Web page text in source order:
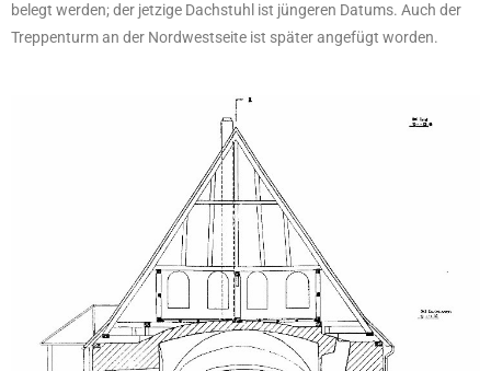
belegt werden; der jetzige Dachstuhl ist jüngeren Datums. Auch der
Treppenturm an der Nordwestseite ist später angefügt worden.